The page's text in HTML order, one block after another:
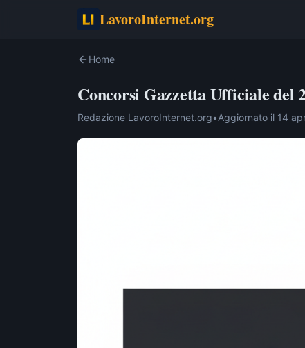
LavoroInternet.org
Home
Concorsi Gazzetta Ufficiale del
Redazione LavoroInternet.org•Aggiornato il 14